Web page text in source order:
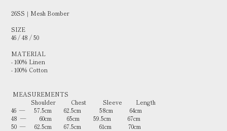
26SS｜Mesh Bomber
SIZE
46 / 48 / 50
MATERIAL
- 100% Linen
- 100% Cotton
MEASUREMENTS
Shoulder Chest Sleeve Length
46 — 57.5cm 62.5cm 58cm 64cm
48 — 60cm 65cm 59.5cm 67cm
50 — 62.5cm 67.5cm 61cm 70cm